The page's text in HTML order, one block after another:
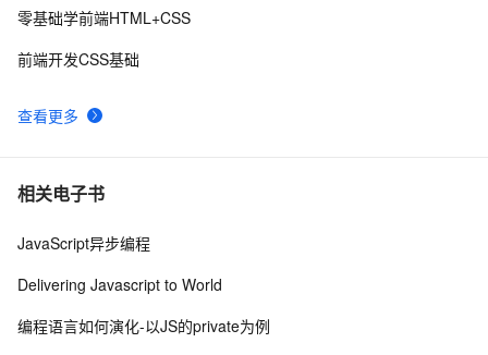
10css3 Gradients 线性渐变
查看更多
零基础学前端HTML+CSS
前端开发CSS基础
相关电子书
JavaScript异步编程
Delivering Javascript to World
编程语言如何演化-以JS的private为例